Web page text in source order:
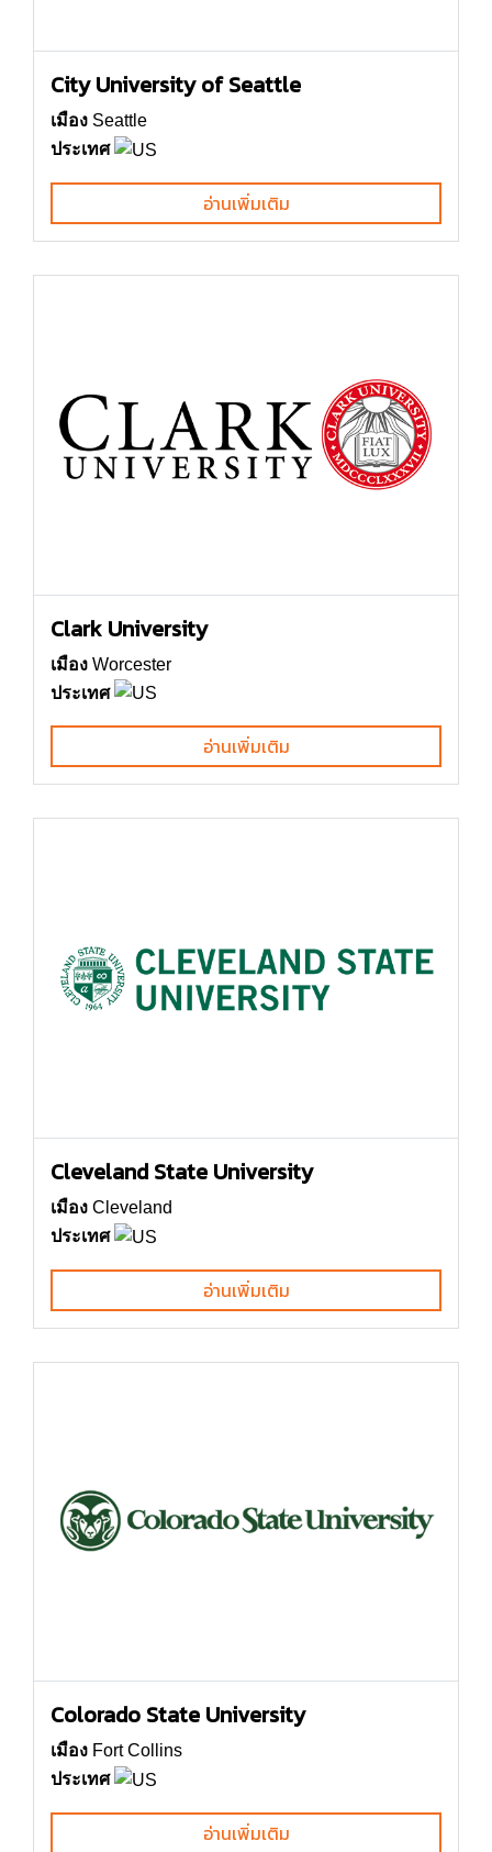
City University of Seattle
เมือง Seattle
ประเทศ
อ่านเพิ่มเติม
Clark University
เมือง Worcester
ประเทศ
อ่านเพิ่มเติม
Cleveland State University
เมือง Cleveland
ประเทศ
อ่านเพิ่มเติม
Colorado State University
เมือง Fort Collins
ประเทศ
อ่านเพิ่มเติม